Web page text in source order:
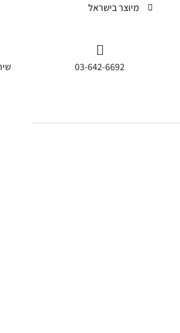
מיוצר בישראל
03-642-6692